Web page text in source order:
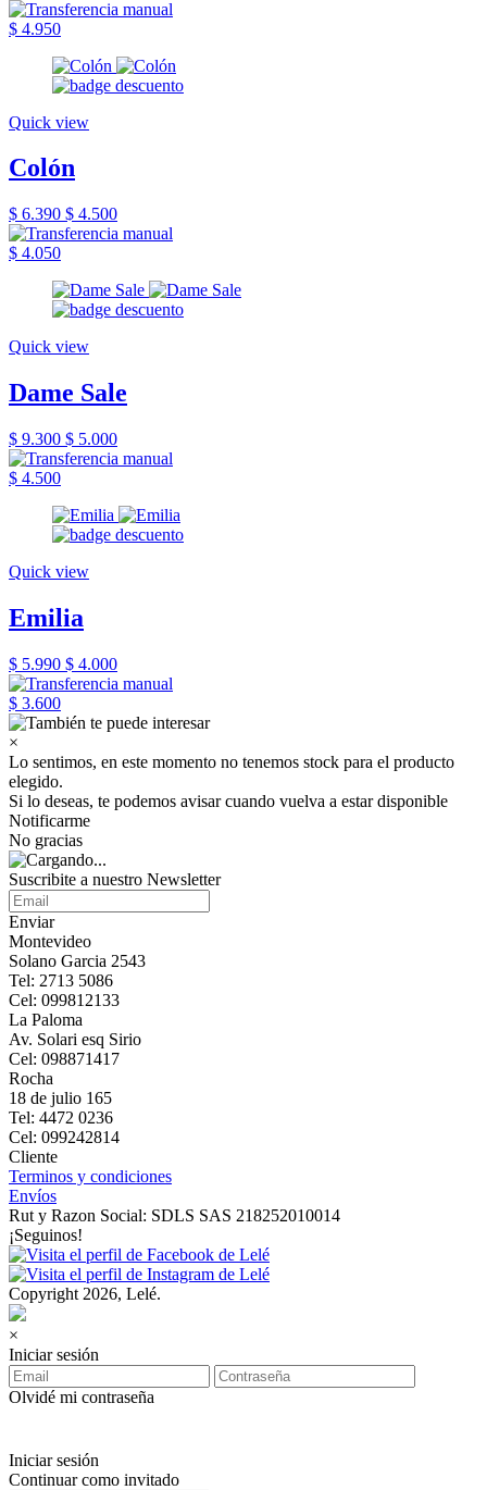
$ 4.950
Quick view
Colón
$ 6.390 $ 4.500
$ 4.050
Quick view
Dame Sale
$ 9.300 $ 5.000
$ 4.500
Quick view
Emilia
$ 5.990 $ 4.000
$ 3.600
×
Lo sentimos, en este momento no tenemos stock para el producto
elegido.
Si lo deseas, te podemos avisar cuando vuelva a estar disponible
Notificarme
No gracias
Suscribite a nuestro Newsletter
Enviar
Montevideo
Solano Garcia 2543
Tel: 2713 5086
Cel: 099812133
La Paloma
Av. Solari esq Sirio
Cel: 098871417
Rocha
18 de julio 165
Tel: 4472 0236
Cel: 099242814
Cliente
Terminos y condiciones
Envíos
Rut y Razon Social: SDLS SAS 218252010014
¡Seguinos!
Copyright 2026, Lelé.
×
Iniciar sesión
Olvidé mi contraseña
Iniciar sesión
Continuar como invitado